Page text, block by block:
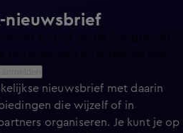
nieuwsbrief
nieuwsbrief met daarin
die wijzelf of in
organiseren. Je kunt je op